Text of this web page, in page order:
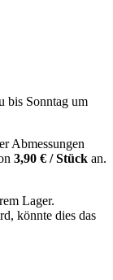
bis Sonntag um
Abmessungen
3,90 € / Stück an.
Lager.
könnte dies das